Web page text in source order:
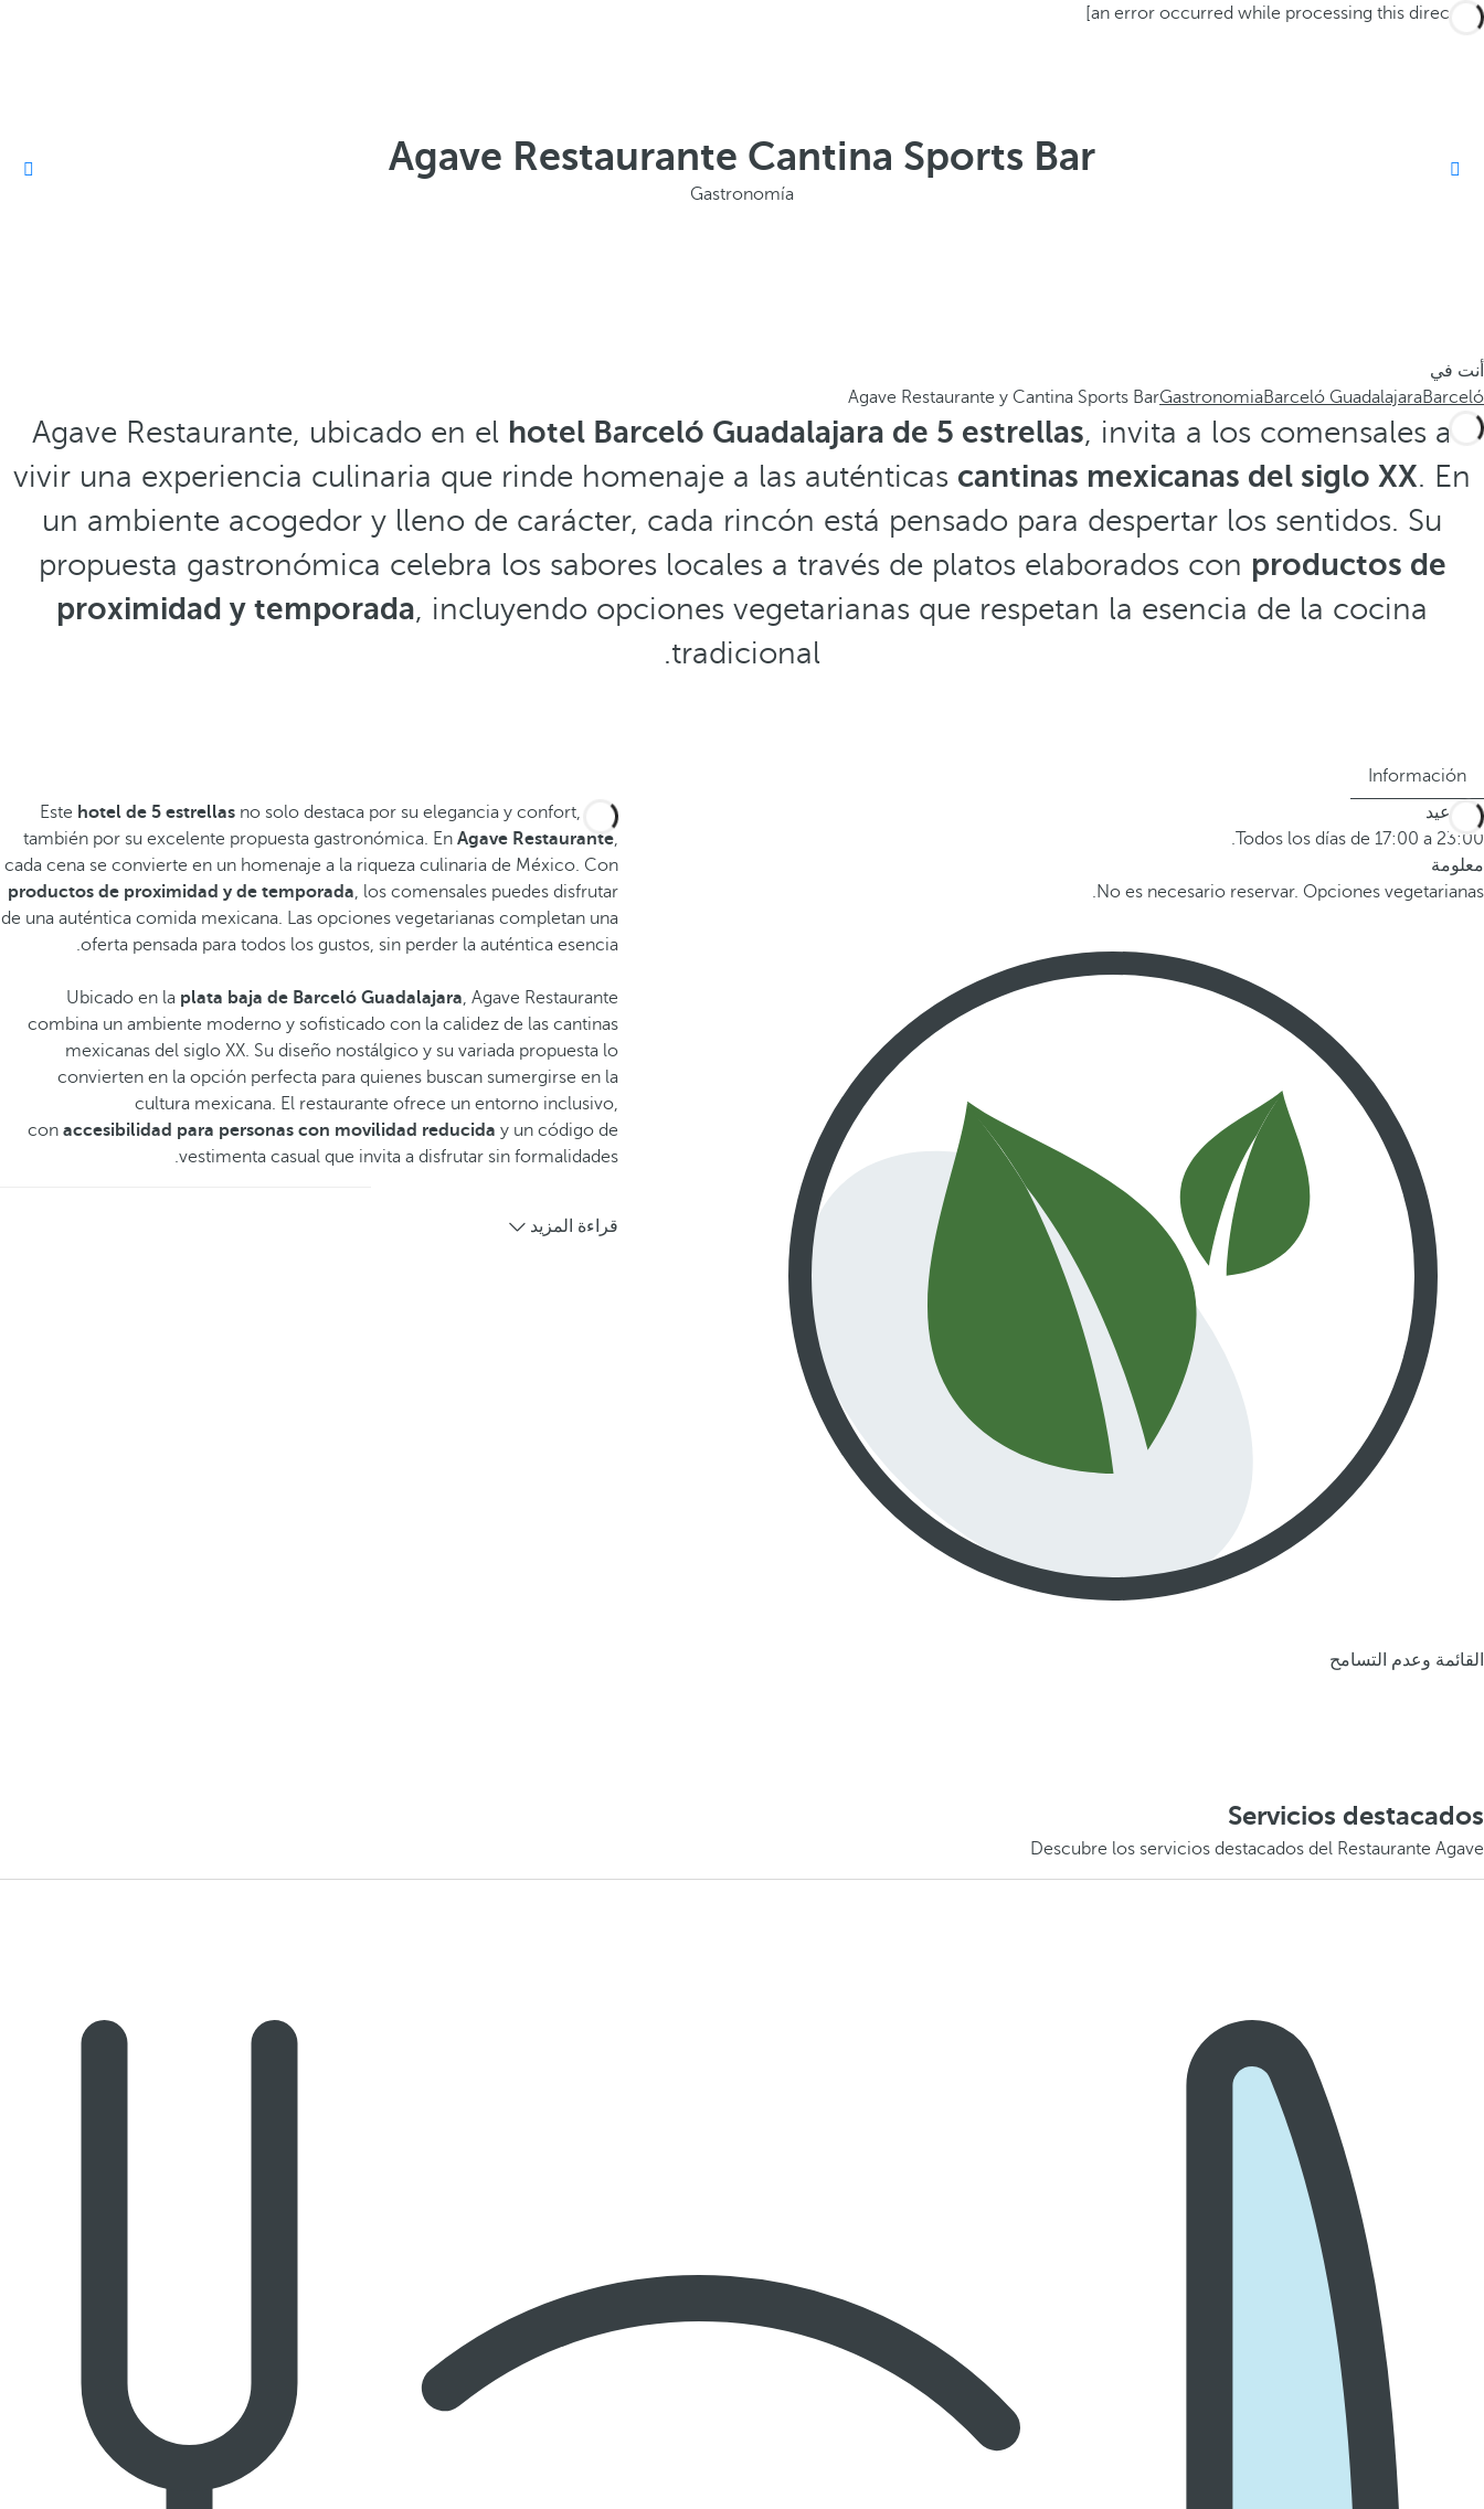
[an error occurred while processing this directive]
Agave Restaurante Cantina Sports Bar
Gastronomía
أنت في
Barceló
Barceló Guadalajara
Gastronomia
Agave Restaurante y Cantina Sports Bar
Agave Restaurante, ubicado en el hotel Barceló Guadalajara de 5 estrellas, invita a los comensales a
vivir una experiencia culinaria que rinde homenaje a las auténticas cantinas mexicanas del siglo XX. En
un ambiente acogedor y lleno de carácter, cada rincón está pensado para despertar los sentidos. Su
propuesta gastronómica celebra los sabores locales a través de platos elaborados con productos de
proximidad y temporada, incluyendo opciones vegetarianas que respetan la esencia de la cocina
tradicional.
Información
Este hotel de 5 estrellas no solo destaca por su elegancia y confort, sino
también por su excelente propuesta gastronómica. En Agave Restaurante,
cada cena se convierte en un homenaje a la riqueza culinaria de México. Con
productos de proximidad y de temporada, los comensales puedes disfrutar
de una auténtica comida mexicana. Las opciones vegetarianas completan una
oferta pensada para todos los gustos, sin perder la auténtica esencia.
Ubicado en la plata baja de Barceló Guadalajara, Agave Restaurante
combina un ambiente moderno y sofisticado con la calidez de las cantinas
mexicanas del siglo XX. Su diseño nostálgico y su variada propuesta lo
convierten en la opción perfecta para quienes buscan sumergirse en la
cultura mexicana. El restaurante ofrece un entorno inclusivo,
con accesibilidad para personas con movilidad reducida y un código de
vestimenta casual que invita a disfrutar sin formalidades.
قراءة المزيد
المواعيد
Todos los días de 17:00 a 23:00.
معلومة
No es necesario reservar. Opciones vegetarianas.
القائمة وعدم التسامح
Servicios destacados
Descubre los servicios destacados del Restaurante Agave